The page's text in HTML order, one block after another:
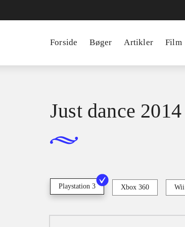
Forside Bøger Artikler Film
Just dance 2014
Playstation 3 Xbox 360 Wii